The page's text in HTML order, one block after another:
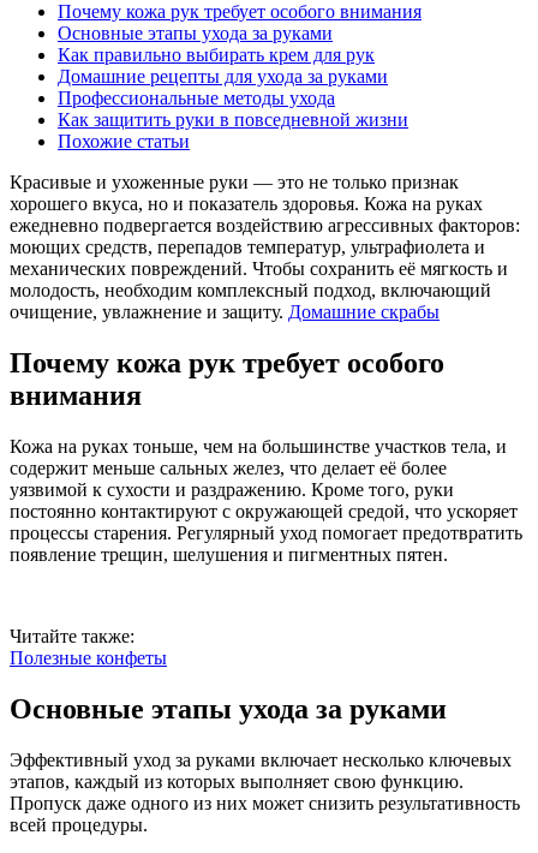
Почему кожа рук требует особого внимания
Основные этапы ухода за руками
Как правильно выбирать крем для рук
Домашние рецепты для ухода за руками
Профессиональные методы ухода
Как защитить руки в повседневной жизни
Похожие статьи
Красивые и ухоженные руки — это не только признак
хорошего вкуса, но и показатель здоровья. Кожа на руках
ежедневно подвергается воздействию агрессивных факторов:
моющих средств, перепадов температур, ультрафиолета и
механических повреждений. Чтобы сохранить её мягкость и
молодость, необходим комплексный подход, включающий
очищение, увлажнение и защиту. Домашние скрабы
Почему кожа рук требует особого
внимания
Кожа на руках тоньше, чем на большинстве участков тела, и
содержит меньше сальных желез, что делает её более
уязвимой к сухости и раздражению. Кроме того, руки
постоянно контактируют с окружающей средой, что ускоряет
процессы старения. Регулярный уход помогает предотвратить
появление трещин, шелушения и пигментных пятен.
Читайте также:
Полезные конфеты
Основные этапы ухода за руками
Эффективный уход за руками включает несколько ключевых
этапов, каждый из которых выполняет свою функцию.
Пропуск даже одного из них может снизить результативность
всей процедуры.